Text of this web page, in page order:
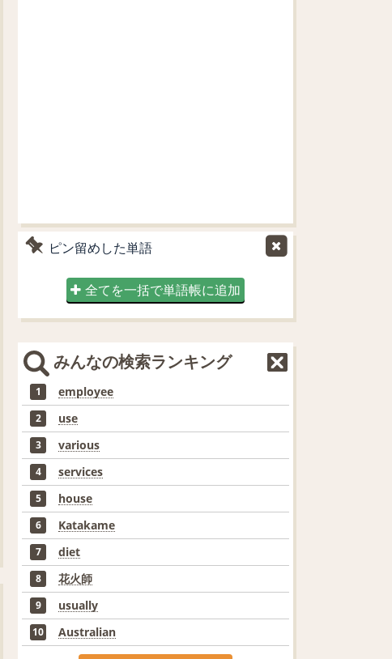
ピン留めした単語
全てを一括で単語帳に追加
みんなの検索ランキング
1 employee
2 use
3 various
4 services
5 house
6 Katakame
7 diet
8 花火師
9 usually
10 Australian